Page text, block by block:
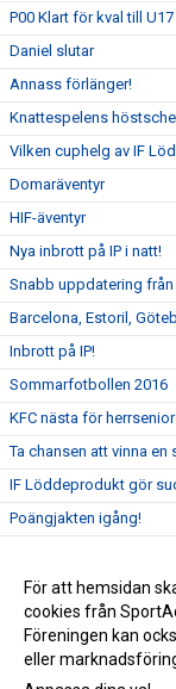
P00 Klart för kval till
Daniel slutar
Annass förlänger!
Knattespelens
Vilken cuphelg av IF
Domaräventyr
HIF-äventyr
Nya inbrott på IP i natt!
Snabb uppdatering från
Barcelona, Estoril,
Inbrott på IP!
Sommarfotbollen 2016
KFC nästa för
Ta chansen att vinna en
IF Löddeprodukt gör
Poängjakten igång!
Nu är vi live med nya
P00 vinnare i Future Cup!
För att hemsidan
cookies från
Föreningen kan
eller